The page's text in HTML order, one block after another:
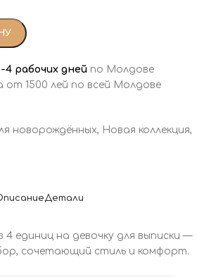
4 рабочих дней по Молдове
от 1500 лей по всей Молдове
новорождённых, Новая коллекция,
Детали
4 единиц на девочку для выписки —
сочетающий стиль и комфорт.